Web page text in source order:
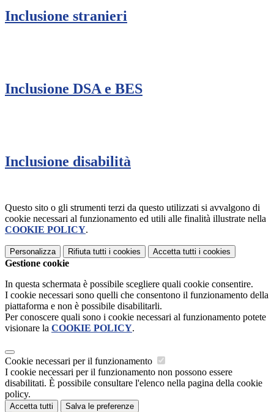
Inclusione stranieri
Inclusione DSA e BES
Inclusione disabilità
Questo sito o gli strumenti terzi da questo utilizzati si avvalgono di
cookie necessari al funzionamento ed utili alle finalità illustrate nella
COOKIE POLICY.
Personalizza Rifiuta tutti i cookies Accetta tutti i cookies
Gestione cookie
In questa schermata è possibile scegliere quali cookie consentire.
I cookie necessari sono quelli che consentono il funzionamento della
piattaforma e non è possibile disabilitarli.
Per conoscere quali sono i cookie necessari al funzionamento potete
visionare la COOKIE POLICY.
Cookie necessari per il funzionamento
I cookie necessari per il funzionamento non possono essere
disabilitati. È possibile consultare l'elenco nella pagina della cookie
policy.
Accetta tutti Salva le preferenze